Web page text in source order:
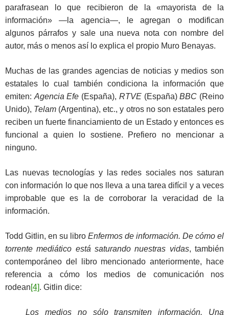
parafrasean lo que recibieron de la «mayorista de la
información» ―la agencia―, le agregan o modifican
algunos párrafos y sale una nueva nota con nombre del
autor, más o menos así lo explica el propio Muro Benayas.
Muchas de las grandes agencias de noticias y medios son
estatales lo cual también condiciona la información que
emiten: Agencia Efe (España), RTVE(España)BBC (Reino
Unido), Telam (Argentina), etc., y otros no son estatales pero
reciben un fuerte financiamiento de un Estado y entonces es
funcional a quien lo sostiene. Prefiero no mencionar a
ninguno.
Las nuevas tecnologías y las redes sociales nos saturan
con información lo que nos lleva a una tarea difícil y a veces
improbable que es la de corroborar la veracidad de la
información.
Todd Gitlin, en su libro Enfermos de información. De cómo el
torrente mediático está saturando nuestras vidas, también
contemporáneo del libro mencionado anteriormente, hace
referencia a cómo los medios de comunicación nos
rodean[4]. Gitlin dice:
Los medios no sólo transmiten información. Una